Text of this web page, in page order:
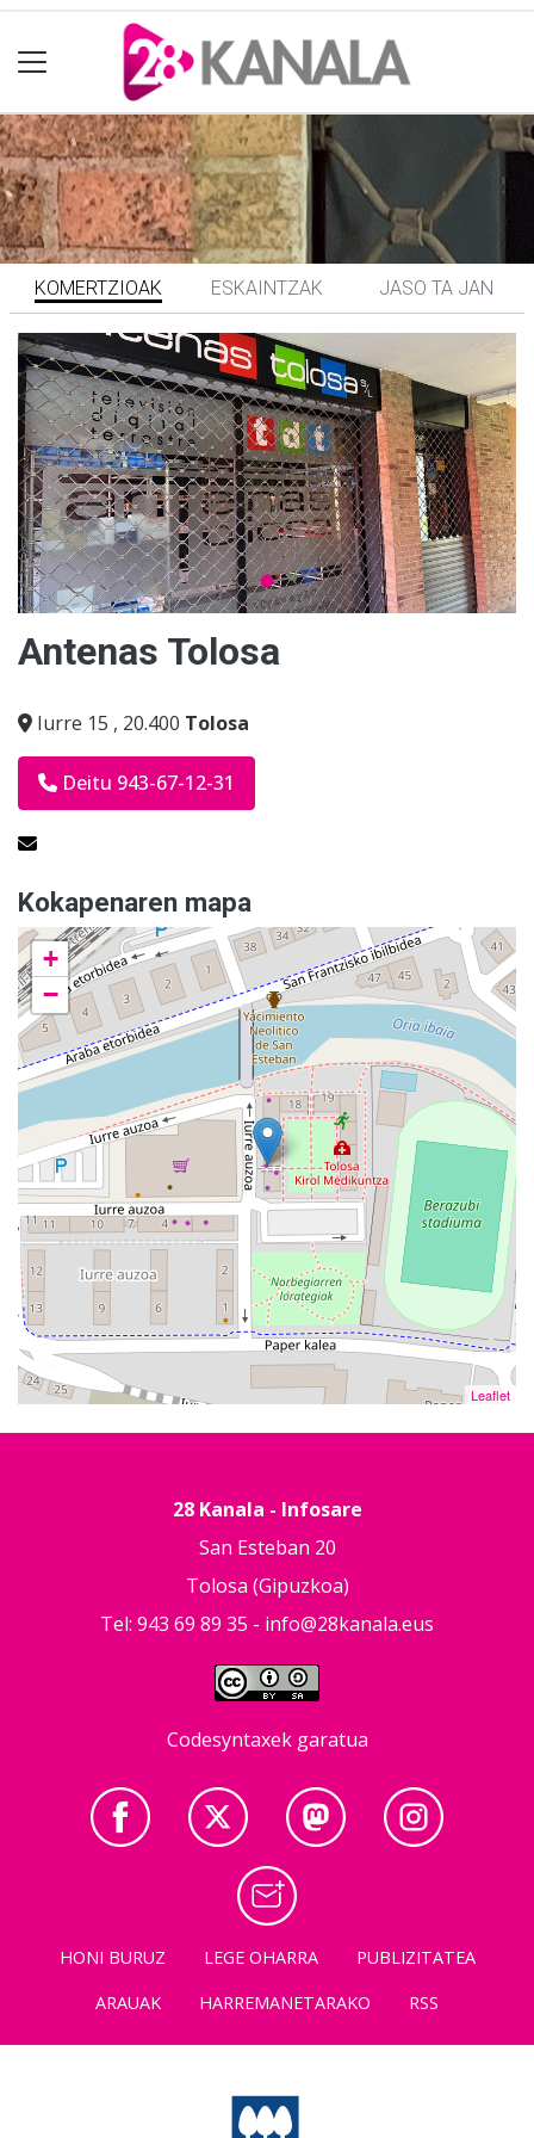
KOMERTZIOAK ESKAINTZAK JASO TA JAN
Antenas Tolosa
Iurre 15 , 20.400 Tolosa
Deitu 943-67-12-31
Kokapenaren mapa
+
−
Leaflet
28 Kanala - Infosare
San Esteban 20
Tolosa (Gipuzkoa)
Tel: 943 69 89 35 - info@28kanala.eus
Codesyntaxek garatua
HONI BURUZ LEGE OHARRA
PUBLIZITATEA
ARAUAK
HARREMANETARAKO RSS